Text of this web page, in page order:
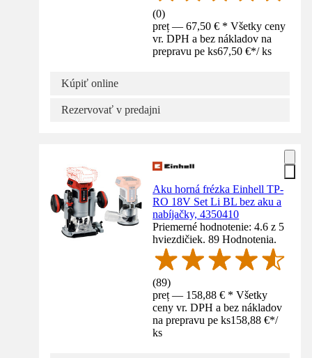
(0)
preț — 67,50 € * Všetky ceny
vr. DPH a bez nákladov na
prepravu pe ks67,50 €*/ ks
Kúpiť online
Rezervovať v predajni
Aku horná frézka Einhell TP-
RO 18V Set Li BL bez aku a
nabíjačky, 4350410
Priemerné hodnotenie: 4.6 z 5
hviezdičiek. 89 Hodnotenia.
(89)
preț — 158,88 € * Všetky
ceny vr. DPH a bez nákladov
na prepravu pe ks158,88 €*/
ks